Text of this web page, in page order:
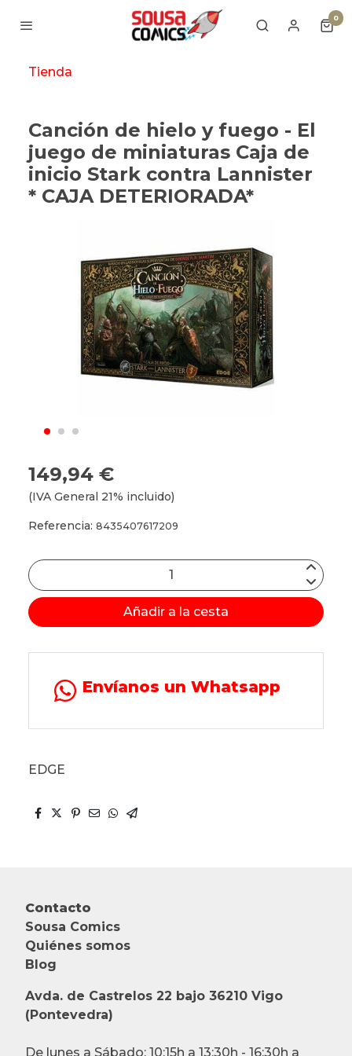
0
Tienda
Canción de hielo y fuego - El
juego de miniaturas Caja de
inicio Stark contra Lannister
* CAJA DETERIORADA*
149,94 €
(IVA General 21% incluido)
Referencia: 8435407617209
Añadir a la cesta
Envíanos un Whatsapp
EDGE
Contacto
Sousa Comics
Quiénes somos
Blog
Avda. de Castrelos 22 bajo 36210 Vigo
(Pontevedra)
De lunes a Sábado: 10:15h a 13:30h - 16:30h a